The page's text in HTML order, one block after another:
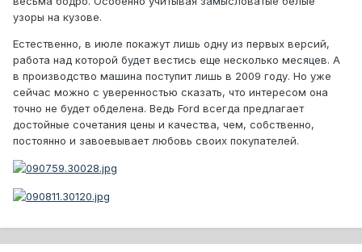
узоры на кузове.
Естественно, в июле покажут лишь одну из первых версий,
работа над которой будет вестись еще несколько месяцев. А
в производство машина поступит лишь в 2009 году. Но уже
сейчас можно с уверенностью сказать, что интересом она
точно не будет обделена. Ведь Ford всегда предлагает
достойные сочетания цены и качества, чем, собственно,
постоянно и завоевывает любовь своих покупателей.